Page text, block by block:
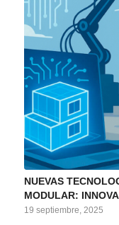
NUEVAS
MODULAR:
19 septiembre, 2025